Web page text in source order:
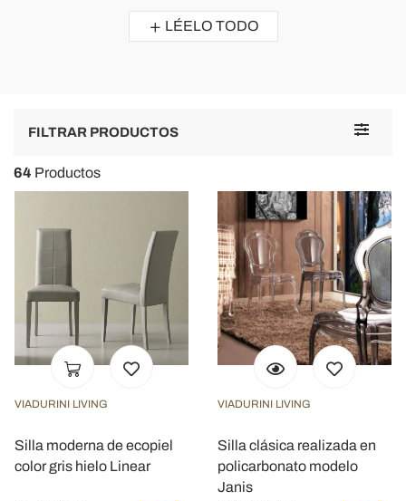
Esszimmer gekauft und sie sind nicht nur bequem, sondern auch
LÉELO TODO
Toggle
FILTRAR PRODUCTOS
64 Productos
VIADURINI LIVING
Silla moderna de ecopiel
color gris hielo Linear
VIADURINI LIVING
Silla clásica realizada en
policarbonato modelo
Janis